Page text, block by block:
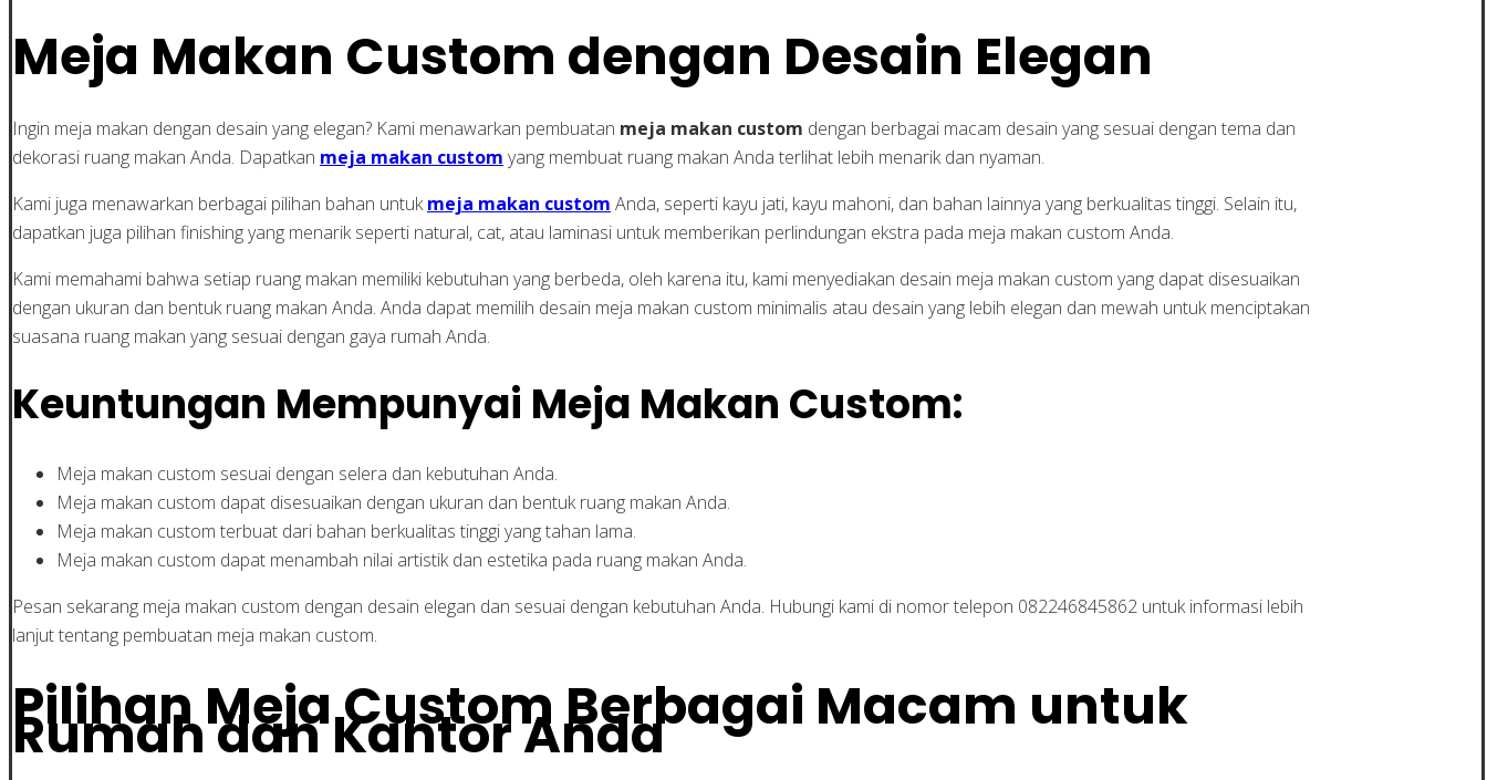
Meja Makan Custom dengan Desain Elegan
Ingin meja makan dengan desain yang elegan? Kami menawarkan pembuatan meja makan custom dengan berbagai macam desain yang sesuai dengan tema dan
dekorasi ruang makan Anda. Dapatkan meja makan custom yang membuat ruang makan Anda terlihat lebih menarik dan nyaman.
Kami juga menawarkan berbagai pilihan bahan untukmeja makan custom Anda, seperti kayu jati, kayu mahoni, dan bahan lainnya yang berkualitas tinggi. Selain itu,
dapatkan juga pilihan finishing yang menarik seperti natural, cat, atau laminasi untuk memberikan perlindungan ekstra pada meja makan custom Anda.
Kami memahami bahwa setiap ruang makan memiliki kebutuhan yang berbeda, oleh karena itu, kami menyediakan desain meja makan custom yang dapat disesuaikan
dengan ukuran dan bentuk ruang makan Anda. Anda dapat memilih desain meja makan custom minimalis atau desain yang lebih elegan dan mewah untuk menciptakan
suasana ruang makan yang sesuai dengan gaya rumah Anda.
Keuntungan Mempunyai Meja Makan Custom:
Meja makan custom sesuai dengan selera dan kebutuhan Anda.
Meja makan custom dapat disesuaikan dengan ukuran dan bentuk ruang makan Anda.
Meja makan custom terbuat dari bahan berkualitas tinggi yang tahan lama.
Meja makan custom dapat menambah nilai artistik dan estetika pada ruang makan Anda.
Pesan sekarang meja makan custom dengan desain elegan dan sesuai dengan kebutuhan Anda. Hubungi kami di nomor telepon 082246845862 untuk informasi lebih
lanjut tentang pembuatan meja makan custom.
Pilihan Meja Custom Berbagai Macam untuk
Rumah dan Kantor Anda